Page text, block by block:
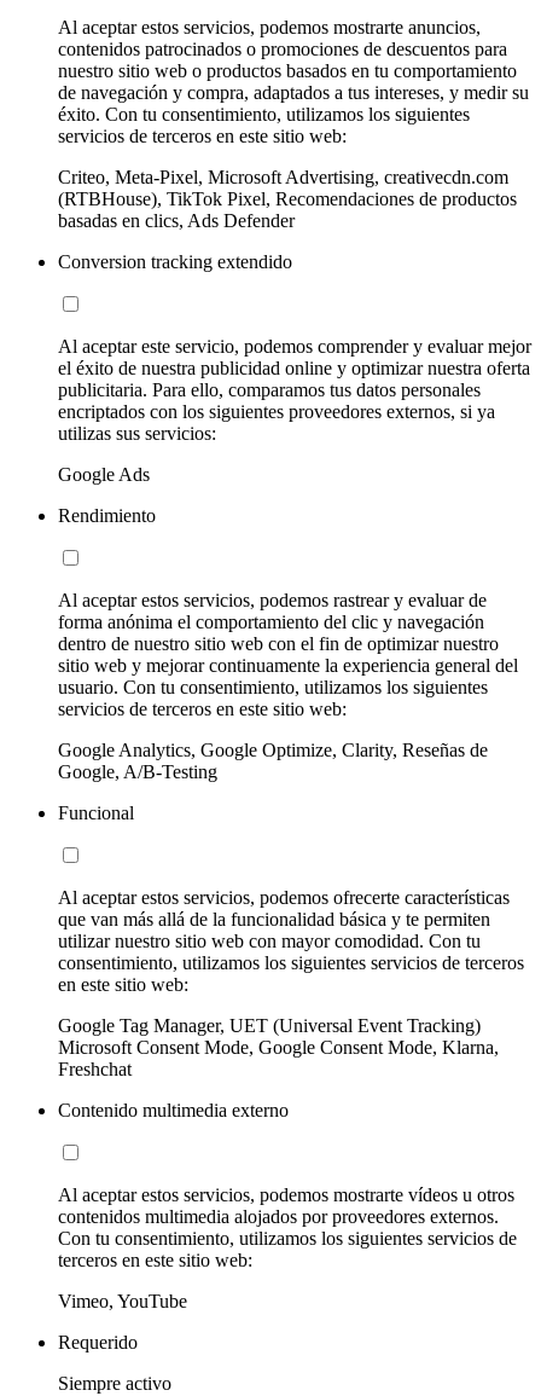
Al aceptar estos servicios, podemos mostrarte anuncios,
contenidos patrocinados o promociones de descuentos para
nuestro sitio web o productos basados en tu comportamiento
de navegación y compra, adaptados a tus intereses, y medir su
éxito. Con tu consentimiento, utilizamos los siguientes
servicios de terceros en este sitio web:
Criteo, Meta-Pixel, Microsoft Advertising, creativecdn.com
(RTBHouse), TikTok Pixel, Recomendaciones de productos
basadas en clics, Ads Defender
Conversion tracking extendido
Al aceptar este servicio, podemos comprender y evaluar mejor
el éxito de nuestra publicidad online y optimizar nuestra oferta
publicitaria. Para ello, comparamos tus datos personales
encriptados con los siguientes proveedores externos, si ya
utilizas sus servicios:
Google Ads
Rendimiento
Al aceptar estos servicios, podemos rastrear y evaluar de
forma anónima el comportamiento del clic y navegación
dentro de nuestro sitio web con el fin de optimizar nuestro
sitio web y mejorar continuamente la experiencia general del
usuario. Con tu consentimiento, utilizamos los siguientes
servicios de terceros en este sitio web:
Google Analytics, Google Optimize, Clarity, Reseñas de
Google, A/B-Testing
Funcional
Al aceptar estos servicios, podemos ofrecerte características
que van más allá de la funcionalidad básica y te permiten
utilizar nuestro sitio web con mayor comodidad. Con tu
consentimiento, utilizamos los siguientes servicios de terceros
en este sitio web:
Google Tag Manager, UET (Universal Event Tracking)
Microsoft Consent Mode, Google Consent Mode, Klarna,
Freshchat
Contenido multimedia externo
Al aceptar estos servicios, podemos mostrarte vídeos u otros
contenidos multimedia alojados por proveedores externos.
Con tu consentimiento, utilizamos los siguientes servicios de
terceros en este sitio web:
Vimeo, YouTube
Requerido
Siempre activo